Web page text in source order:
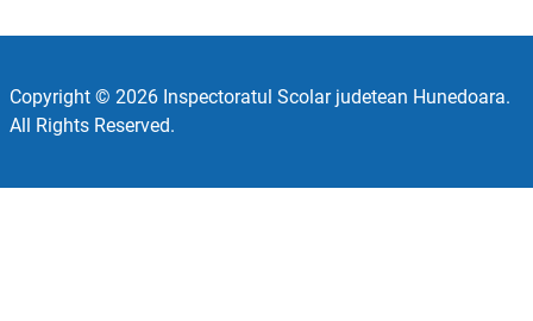
Copyright © 2026 Inspectoratul Scolar judetean Hunedoara.
All Rights Reserved.